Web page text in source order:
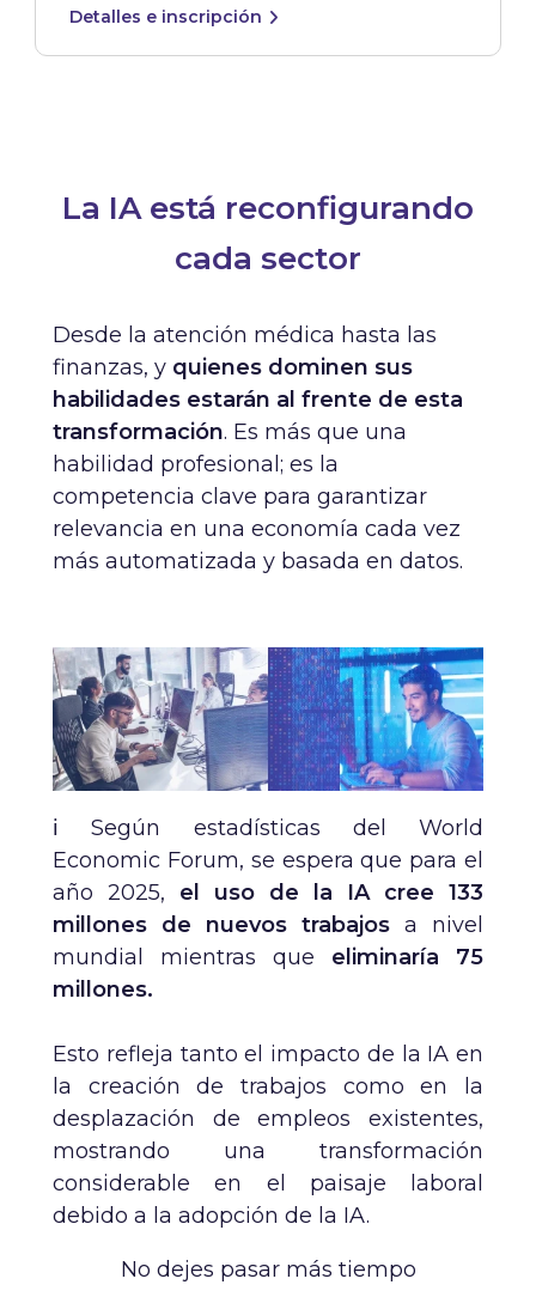
Detalles e inscripción
La IA está reconfigurando
cada sector
Desde la atención médica hasta las
finanzas, y quienes dominen sus
habilidades estarán al frente de esta
transformación. Es más que una
habilidad profesional; es la
competencia clave para garantizar
relevancia en una economía cada vez
más automatizada y basada en datos.
ℹ️ Según estadísticas del World
Economic Forum, se espera que para el
año 2025, el uso de la IA cree 133
millones de nuevos trabajos a nivel
mundial mientras que eliminaría 75
millones.
Esto refleja tanto el impacto de la IA en
la creación de trabajos como en la
desplazación de empleos existentes,
mostrando una transformación
considerable en el paisaje laboral
debido a la adopción de la IA.
No dejes pasar más tiempo